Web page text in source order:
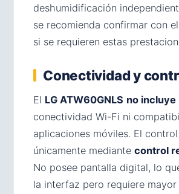
deshumidificación
se recomienda confirmar con
si se requieren estas
Conectividad y
El LG ATW60GNLS no incluye
conectividad Wi-Fi ni
aplicaciones móviles. El
únicamente mediante control
No posee pantalla digital, lo
la interfaz pero requiere mayor